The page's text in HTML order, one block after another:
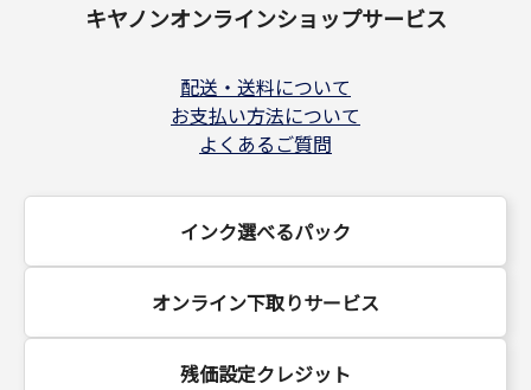
キヤノンオンラインショップサービス
配送・送料について
お支払い方法について
よくあるご質問
インク選べるパック
オンライン下取りサービス
残価設定クレジット